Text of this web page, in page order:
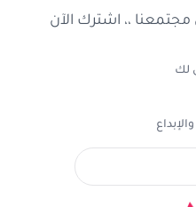
،، اشترك الآن
لك